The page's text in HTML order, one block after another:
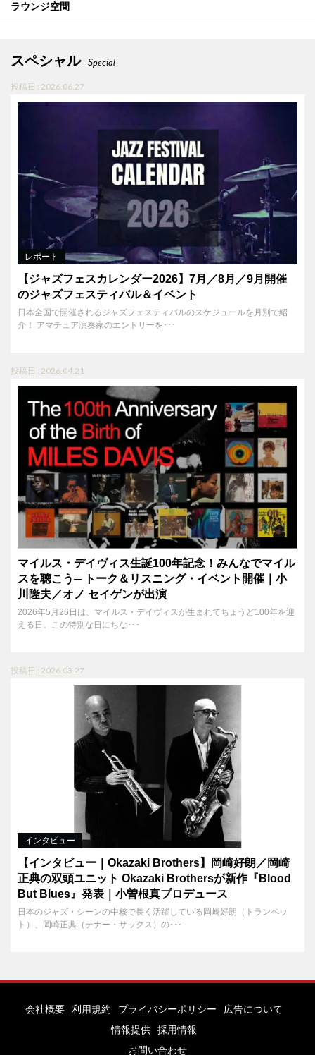
ラウンジ空間
スペシャル Special
投稿日 : 2026.06.27
レポート
【ジャズフェスカレンダー2026】7月／8月／9月開催
のジャズフェスティバル＆イベント
日本全国で開催されるジャズフェスティバルのスケジュールを月別で紹
介！ アマチュア演奏家のエントリーを･･･
投稿日 : 2026.04.21
マイルス・デイヴィス生誕100年記念！みんなでマイル
スを聴こう─ トーク＆リスニング・イベント開催｜小
川隆夫／オノ セイゲンが出演
2026年5月26日は、マイルス・デイヴィスが生まれてちょうど100年を迎
える日。この特別な日にちな･･･
投稿日 : 2026.03.27
インタビュー
【インタビュー｜Okazaki Brothers】岡崎好朗／岡崎
正典の双頭ユニット Okazaki Brothersが新作『Blood
But Blues』発表｜小曽根真プロデュース
日本のジャズ・シーンの中核で長く活躍している岡崎好朗（トランペッ
ト）、岡崎正典（テナー・サックス）の･･･
会社概要 利用規約 プライバシーポリシー
広告について
情報提供
採用情報
お問い合わせ